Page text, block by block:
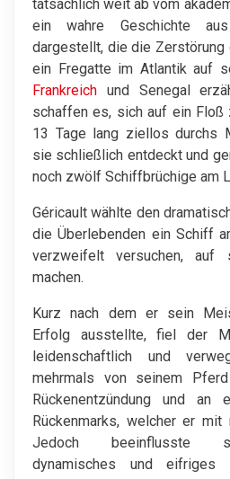
tatsächlich weit ab vom
ein wahre Geschichte
dargestellt, die die Zerstörung
ein Fregatte im Atlantik auf
Frankreich und Senegal
schaffen es, sich auf ein Floß
13 Tage lang ziellos durchs
sie schließlich entdeckt und
noch zwölf Schiffbrüchige am
Géricault wählte den
die Überlebenden ein Schiff
verzweifelt versuchen, auf
machen.
Kurz nach dem er sein
Erfolg ausstellte, fiel der
leidenschaftlich und
mehrmals von seinem
Rückenentzündung und an
Rückenmarks, welcher er
Jedoch beeinflusste
dynamisches und